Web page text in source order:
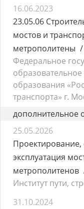
16.06.2023
23.05.06
мостов и
метрополитены
Федеральное
образования
транспорта» г.
дополнительное
25.05.2026
Проектирование,
эксплуатация
метрополитенов
Институт пути,
31.10.2024